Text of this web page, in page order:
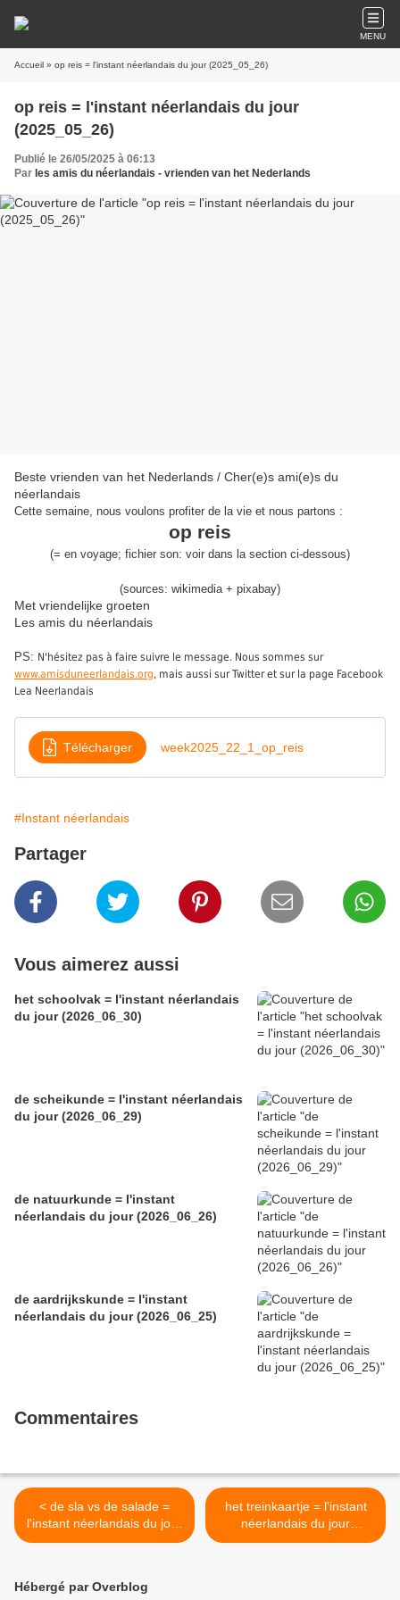
MENU
Accueil » op reis = l'instant néerlandais du jour (2025_05_26)
op reis = l'instant néerlandais du jour
(2025_05_26)
Publié le 26/05/2025 à 06:13
Par les amis du néerlandais - vrienden van het Nederlands
Beste vrienden van het Nederlands / Cher(e)s ami(e)s du
néerlandais
Cette semaine, nous voulons profiter de la vie et nous partons :
op reis
(= en voyage; fichier son: voir dans la section ci-dessous)
(sources: wikimedia + pixabay)
Met vriendelijke groeten
Les amis du néerlandais
PS: N'hésitez pas à faire suivre le message. Nous sommes sur
www.amisduneerlandais.org, mais aussi sur Twitter et sur la page Facebook
Lea Neerlandais
Télécharger week2025_22_1_op_reis
#Instant néerlandais
Partager
Vous aimerez aussi
het schoolvak = l'instant néerlandais
du jour (2026_06_30)
de scheikunde = l'instant néerlandais
du jour (2026_06_29)
de natuurkunde = l'instant
néerlandais du jour (2026_06_26)
de aardrijkskunde = l'instant
néerlandais du jour (2026_06_25)
Commentaires
< de sla vs de salade =
l'instant néerlandais du jour
(2025_05_23)
het treinkaartje = l'instant
néerlandais du jour
(2025_05_27) >
Hébergé par Overblog